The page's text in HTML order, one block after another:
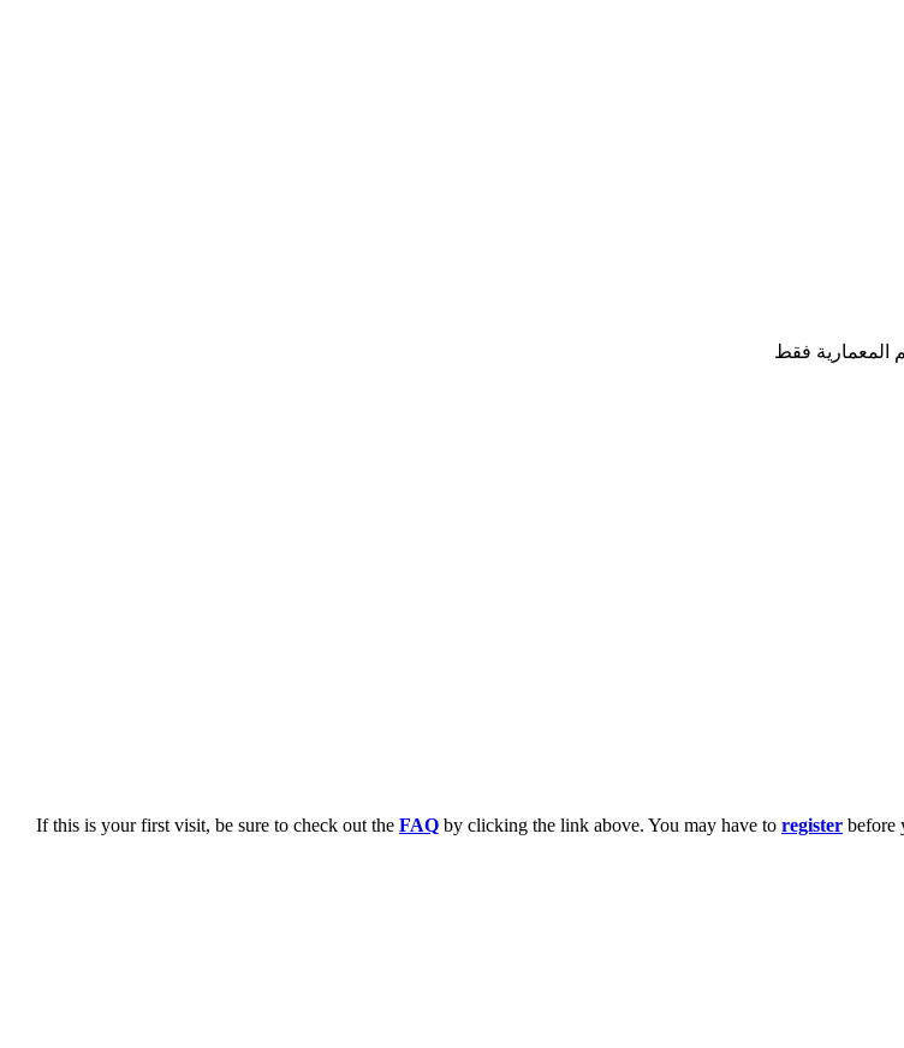
المعمارية فقط
If this is your first visit, be sure to check out the FAQ by clicking the link above. You may have to register before